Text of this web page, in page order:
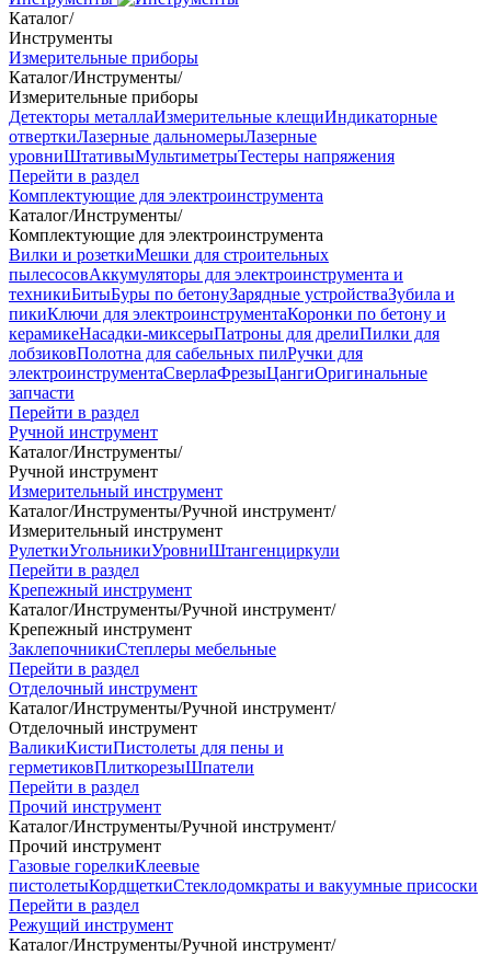
Каталог/
Инструменты
Измерительные приборы
Каталог/Инструменты/
Измерительные приборы
Детекторы металлаИзмерительные клещиИндикаторные
отверткиЛазерные дальномерыЛазерные
уровниШтативыМультиметрыТестеры напряжения
Перейти в раздел
Комплектующие для электроинструмента
Каталог/Инструменты/
Комплектующие для электроинструмента
Вилки и розеткиМешки для строительных
пылесосовАккумуляторы для электроинструмента и
техникиБитыБуры по бетонуЗарядные устройстваЗубила и
пикиКлючи для электроинструментаКоронки по бетону и
керамикеНасадки-миксерыПатроны для дрелиПилки для
лобзиковПолотна для сабельных пилРучки для
электроинструментаСверлаФрезыЦангиОригинальные
запчасти
Перейти в раздел
Ручной инструмент
Каталог/Инструменты/
Ручной инструмент
Измерительный инструмент
Каталог/Инструменты/Ручной инструмент/
Измерительный инструмент
РулеткиУгольникиУровниШтангенциркули
Перейти в раздел
Крепежный инструмент
Каталог/Инструменты/Ручной инструмент/
Крепежный инструмент
ЗаклепочникиСтеплеры мебельные
Перейти в раздел
Отделочный инструмент
Каталог/Инструменты/Ручной инструмент/
Отделочный инструмент
ВаликиКистиПистолеты для пены и
герметиковПлиткорезыШпатели
Перейти в раздел
Прочий инструмент
Каталог/Инструменты/Ручной инструмент/
Прочий инструмент
Газовые горелкиКлеевые
пистолетыКордщеткиСтеклодомкраты и вакуумные присоски
Перейти в раздел
Режущий инструмент
Каталог/Инструменты/Ручной инструмент/